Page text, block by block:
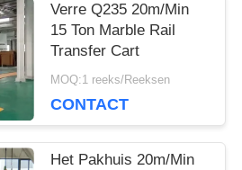
Verre Q235 20m/Min
15 Ton Marble Rail
Transfer Cart
MOQ:1 reeks/Reeksen
CONTACT
Het Pakhuis 20m/Min